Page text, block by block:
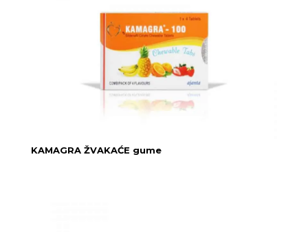
KAMAGRA ŽVAKAĆE gume